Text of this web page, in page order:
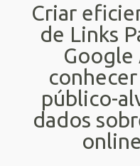
Criar
de Links
Google
público-
dados